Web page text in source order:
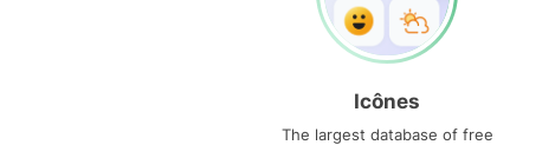
Icônes
The largest database of free